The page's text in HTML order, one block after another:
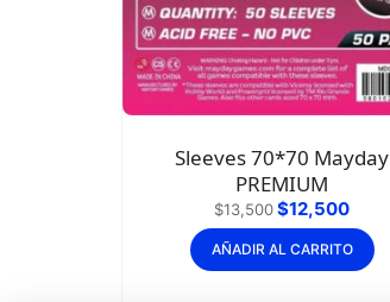
Sleeves 70*70 Mayday
PREMIUM
$13,500$12,500
AÑADIR AL CARRITO